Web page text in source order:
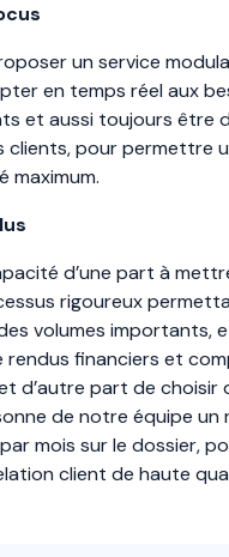
un service
en temps réel aux
et aussi toujours être
clients, pour permettre
maximum.
d’une part à
rigoureux
volumes importants,
rendus financiers et
d’autre part de choisir
de notre équipe un
mois sur le dossier,
client de haute